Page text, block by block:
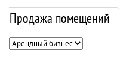
Продажа помещений